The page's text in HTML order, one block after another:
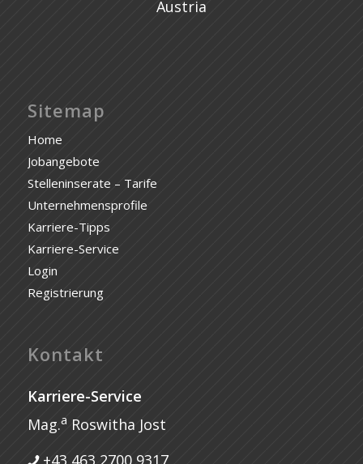
Austria
Sitemap
Home
Jobangebote
Stelleninserate – Tarife
Unternehmensprofile
Karriere-Tipps
Karriere-Service
Login
Registrierung
Kontakt
Karriere-Service
Mag.a Roswitha Jost